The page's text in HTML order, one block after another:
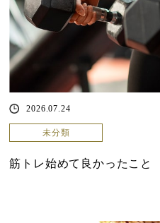
2026.07.24
未分類
筋トレ始めて良かったこと